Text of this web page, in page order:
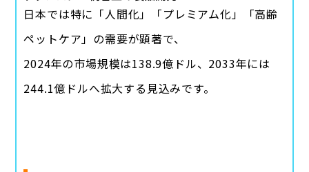
日本では特に「人間化」「プレミアム化」「高齢
ペットケア」の需要が顕著で、
2024年の市場規模は138.9億ドル、2033年には
244.1億ドルへ拡大する見込みです。